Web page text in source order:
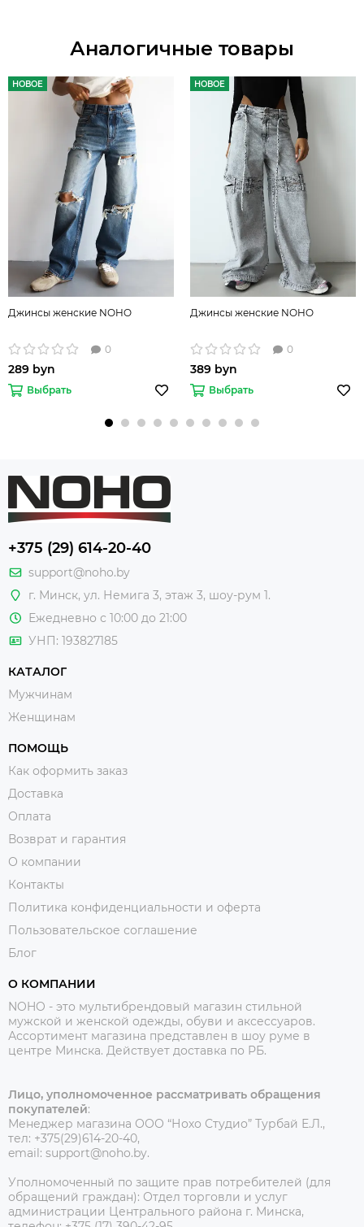
Аналогичные товары
НОВОЕ
Джинсы женские NOHO
0
289 byn
Выбрать
НОВОЕ
Джинсы женские NOHO
0
389 byn
Выбрать
+375 (29) 614-20-40
support@noho.by
г. Минск, ул. Немига 3, этаж 3, шоу-рум 1.
Ежедневно с 10:00 до 21:00
УНП: 193827185
КАТАЛОГ
Мужчинам
Женщинам
ПОМОЩЬ
Как оформить заказ
Доставка
Оплата
Возврат и гарантия
О компании
Контакты
Политика конфиденциальности и оферта
Пользовательское соглашение
Блог
О КОМПАНИИ
NOHO - это мультибрендовый магазин стильной
мужской и женской одежды, обуви и аксессуаров.
Ассортимент магазина представлен в шоу руме в
центре Минска. Действует доставка по РБ.
Лицо, уполномоченное рассматривать обращения
покупателей:
Менеджер магазина ООО “Нохо Студио” Турбай Е.Л.,
тел: +375(29)614-20-40,
email: support@noho.by.
Уполномоченный по защите прав потребителей (для
обращений граждан): Отдел торговли и услуг
администрации Центрального района г. Минска,